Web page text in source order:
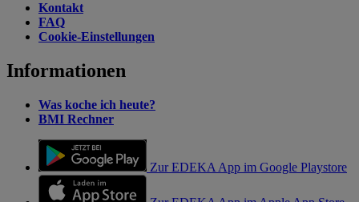
Kontakt
FAQ
Cookie-Einstellungen
Informationen
Was koche ich heute?
BMI Rechner
Zur EDEKA App im Google Playstore